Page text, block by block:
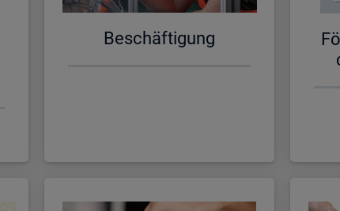
Be­schäf­ti­gung